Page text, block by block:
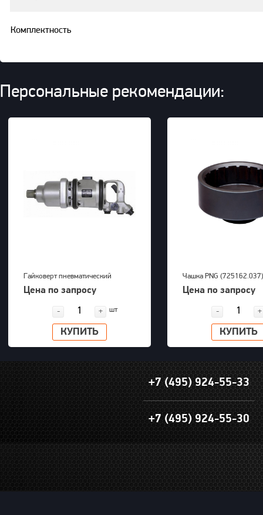
Комплектность
Персональные рекомендации:
Гайковерт пневматический
KAWASAKI KPT-55SA
Цена по запросу
- + шт
КУПИТЬ
Чашка PNG (725162.037)
Цена по запросу
- +
КУПИТЬ
+7 (495) 924-55-33
+7 (495) 924-55-30